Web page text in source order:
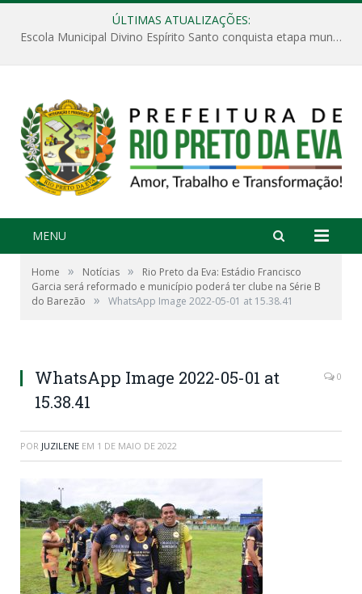
ÚLTIMAS ATUALIZAÇÕES:
Escola Municipal Divino Espírito Santo conquista etapa municipal da V Feira Amazonense de Matemática
MENU
Home » Notícias »
Rio Preto da Eva: Estádio Francisco
Garcia será reformado e município poderá ter clube na Série B
do Barezão
» WhatsApp Image 2022-05-01 at 15.38.41
WhatsApp Image 2022-05-01 at
15.38.41
0
POR JUZILENE EM 1 DE MAIO DE 2022